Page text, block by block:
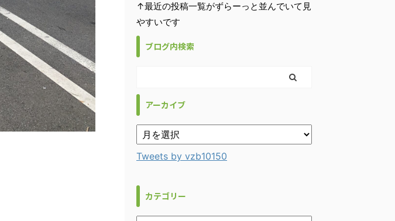
↑最近の投稿一覧がずらーっと並んでいて見
やすいです
ブログ内検索
アーカイブ
Tweets by vzb10150
カテゴリー